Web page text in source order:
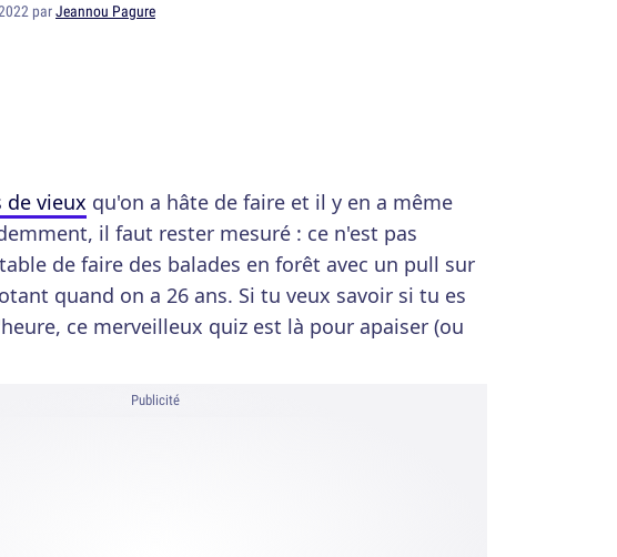
parJeannou Pagure
de vieux qu'on a hâte de faire et il y en a même
il faut rester mesuré : ce n'est pas
de faire des balades en forêt avec un pull sur
quand on a 26 ans. Si tu veux savoir si tu es
ce merveilleux quiz est là pour apaiser (ou
Publicité